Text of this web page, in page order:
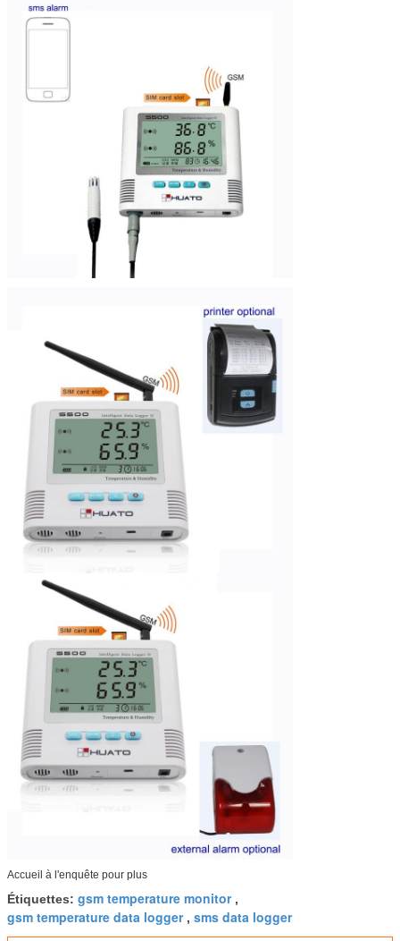
Accueil à l'enquête pour plus
Étiquettes: gsm temperature monitor,
gsm temperature data logger, sms data logger